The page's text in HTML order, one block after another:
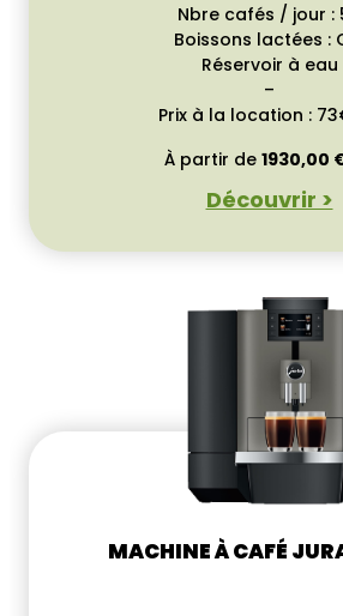
Nbre cafés / jour :
Boissons lactées :
Réservoir à eau
–
Prix à la location :
À partir de 1930,00
Découvrir >
MACHINE À CAFÉ